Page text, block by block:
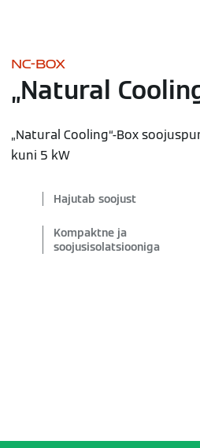
NC-BOX
„Natural
„Natural Cooling“-Box
kuni 5 kW
Hajutab soojust
Kompaktne ja
soojusisolatsiooniga